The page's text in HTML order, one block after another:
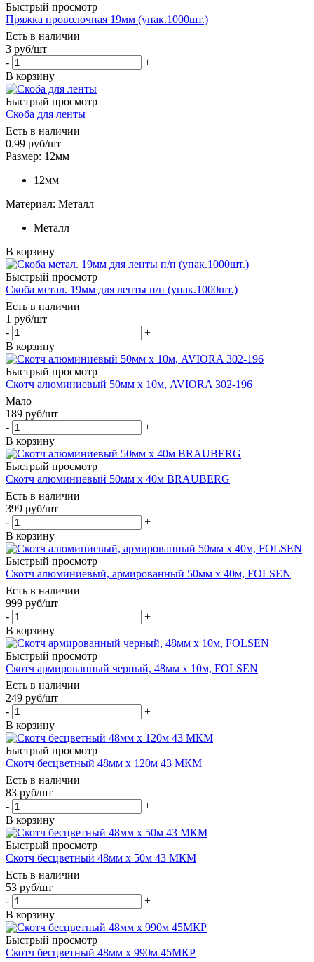
Быстрый просмотр
Пряжка проволочная 19мм (упак.1000шт.)
Есть в наличии
3 руб/шт
-
+
В корзину
Быстрый просмотр
Скоба для ленты
Есть в наличии
0.99 руб/шт
Размер: 12мм
12мм
Материал: Металл
Металл
В корзину
Быстрый просмотр
Скоба метал. 19мм для ленты п/п (упак.1000шт.)
Есть в наличии
1 руб/шт
-
+
В корзину
Быстрый просмотр
Скотч алюминиевый 50мм х 10м, AVIORA 302-196
Мало
189 руб/шт
-
+
В корзину
Быстрый просмотр
Скотч алюминиевый 50мм х 40м BRAUBERG
Есть в наличии
399 руб/шт
-
+
В корзину
Быстрый просмотр
Скотч алюминиевый, армированный 50мм х 40м, FOLSEN
Есть в наличии
999 руб/шт
-
+
В корзину
Быстрый просмотр
Скотч армированный черный, 48мм х 10м, FOLSEN
Есть в наличии
249 руб/шт
-
+
В корзину
Быстрый просмотр
Скотч бесцветный 48мм х 120м 43 МКМ
Есть в наличии
83 руб/шт
-
+
В корзину
Быстрый просмотр
Скотч бесцветный 48мм х 50м 43 МКМ
Есть в наличии
53 руб/шт
-
+
В корзину
Быстрый просмотр
Скотч бесцветный 48мм х 990м 45МКР